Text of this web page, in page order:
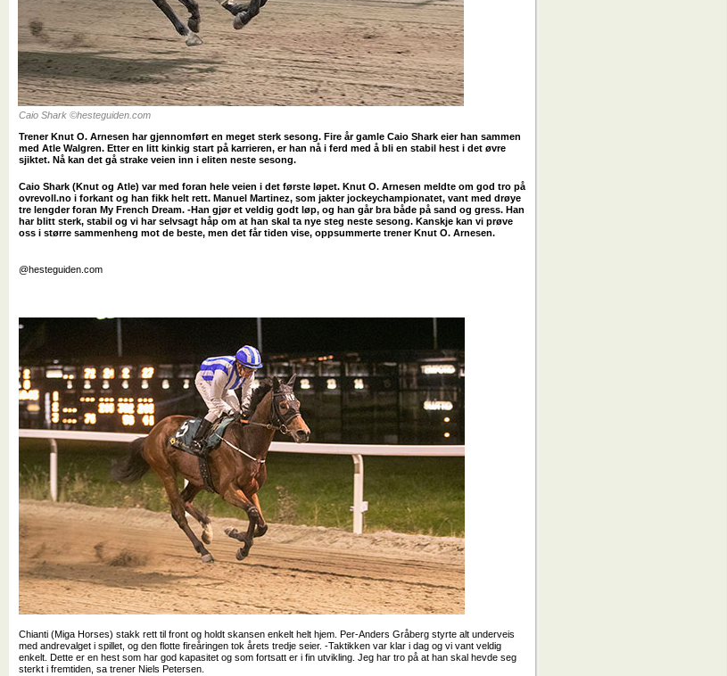
Caio Shark ©hesteguiden.com
Trener Knut O. Arnesen har gjennomført en meget sterk sesong. Fire år gamle Caio Shark eier han sammen
med Atle Walgren. Etter en litt kinkig start på karrieren, er han nå i ferd med å bli en stabil hest i det øvre
sjiktet. Nå kan det gå strake veien inn i eliten neste sesong.
Caio Shark (Knut og Atle) var med foran hele veien i det første løpet. Knut O. Arnesen meldte om god tro på
ovrevoll.no i forkant og han fikk helt rett. Manuel Martinez, som jakter jockeychampionatet, vant med drøye
tre lengder foran My French Dream. -Han gjør et veldig godt løp, og han går bra både på sand og gress. Han
har blitt sterk, stabil og vi har selvsagt håp om at han skal ta nye steg neste sesong. Kanskje kan vi prøve
oss i større sammenheng mot de beste, men det får tiden vise, oppsummerte trener Knut O. Arnesen.
@hesteguiden.com
Chianti (Miga Horses) stakk rett til front og holdt skansen enkelt helt hjem. Per-Anders Gråberg styrte alt underveis
med andrevalget i spillet, og den flotte fireåringen tok årets tredje seier. -Taktikken var klar i dag og vi vant veldig
enkelt. Dette er en hest som har god kapasitet og som fortsatt er i fin utvikling. Jeg har tro på at han skal hevde seg
sterkt i fremtiden, sa trener Niels Petersen.